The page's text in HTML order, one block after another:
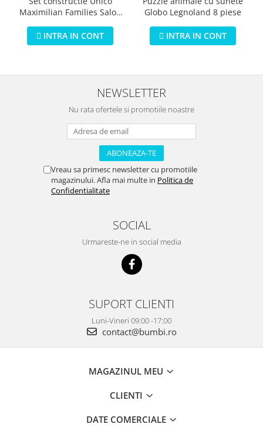
Maximilian Families Salon
INTRA IN CONT
Globo Legnoland 8 piese
INTRA IN CONT
NEWSLETTER
Nu rata ofertele si promotiile noastre
Vreau sa primesc newsletter cu promotiile
magazinului. Afla mai multe in Politica de
Confidentialitate
SOCIAL
Urmareste-ne in social media
SUPORT CLIENTI
Luni-Vineri 09:00 -17:00
contact@bumbi.ro
MAGAZINUL MEU
CLIENTI
DATE COMERCIALE